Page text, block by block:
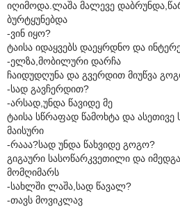
იღიმოდა.ლაშა მალევე
ბურტყუნებდა
-ვინ იყო?
ტაისა იდაყვებს დაეყრდნო და
-ელზა,მობილური დარჩა
ჩაიდუდღუნა და გვერდით მიუწვა
-სად გავჩერდით?
-არსად,უნდა წავიდე მე
ტაისა სწრაფად წამოხტა და ასეთივე
მაისური
-რააა?სად უნდა წახვიდე გოგო?
გიგაური სასოწარკვეთილი და
მომღიმარს
-სახლში ლაშა,სად წავალ?
-თავს მოვიკლავ